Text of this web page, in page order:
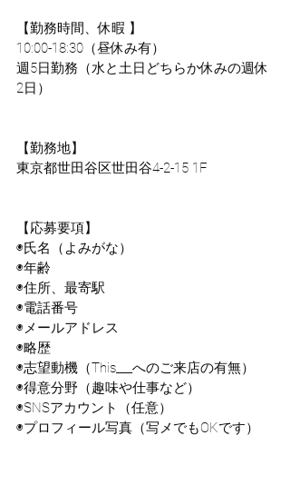
【勤務時間、休暇 】
10:00-18:30（昼休み有）
週5日勤務（水と土日どちらか休みの週休
2日）
【勤務地】
東京都世田谷区世田谷4-2-15 1F
【応募要項】
◉氏名（よみがな）
◉年齢
◉住所、最寄駅
◉電話番号
◉メールアドレス
◉略歴
◉志望動機（This___へのご来店の有無）
◉得意分野（趣味や仕事など）
◉SNSアカウント（任意）
◉プロフィール写真（写メでもOKです）